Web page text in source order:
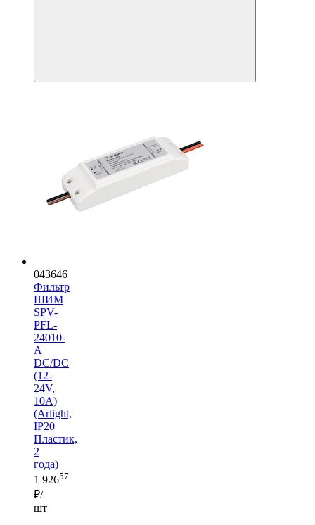
043646
Фильтр
ШИМ
SPV-
PFL-
24010-
A
DC/DC
(12-
24V,
10A)
(Arlight,
IP20
Пластик,
2
года)
1 92657
₽/
шт